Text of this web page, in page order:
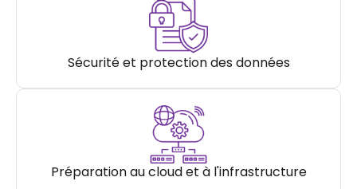
Sécurité et protection des données
Préparation au cloud et à l'infrastructure